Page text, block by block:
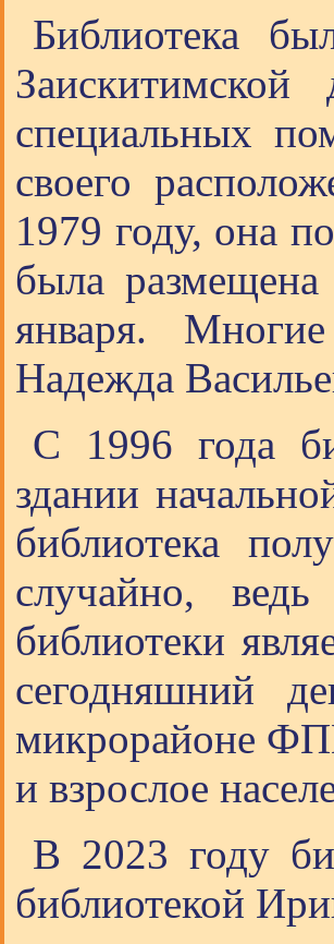
Библиотека
специальных
своего
1979 году, она
была
января.
Надежда
С 1996 года
здании
библиотека
случайно,
библиотеки
сегодняшний
микрорайоне
и взрослое
В 2023 году
библиотекой